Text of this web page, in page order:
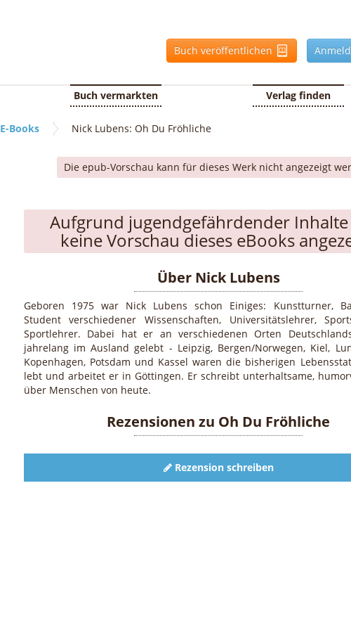
Buch veröffentlichen
Buch vermarkten Verlag finden
E-Books Nick Lubens: Oh Du Fröhliche
Die epub-Vorschau kann für dieses Werk nicht angezeigt
Aufgrund jugendgefährdender
keine Vorschau dieses eBooks
Über Nick Lubens
Geboren 1975 war Nick Lubens schon Einiges: Kunstturner,
Student verschiedener Wissenschaften, Universitätslehrer,
Sportlehrer. Dabei hat er an verschiedenen Orten
jahrelang im Ausland gelebt - Leipzig, Bergen/Norwegen, Kiel,
Kopenhagen, Potsdam und Kassel waren die bisherigen
lebt und arbeitet er in Göttingen. Er schreibt unterhaltsame,
über Menschen von heute.
Rezensionen zu Oh Du Fröhliche
Rezension schreiben